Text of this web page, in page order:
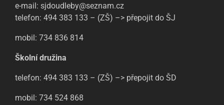
e-mail: sjdoudleby@seznam.cz
telefon: 494 383 133 – (ZŠ) –> přepojit do ŠJ
mobil: 734 836 814
Školní družina
telefon: 494 383 133 – (ZŠ) –> přepojit do ŠD
mobil: 734 524 868